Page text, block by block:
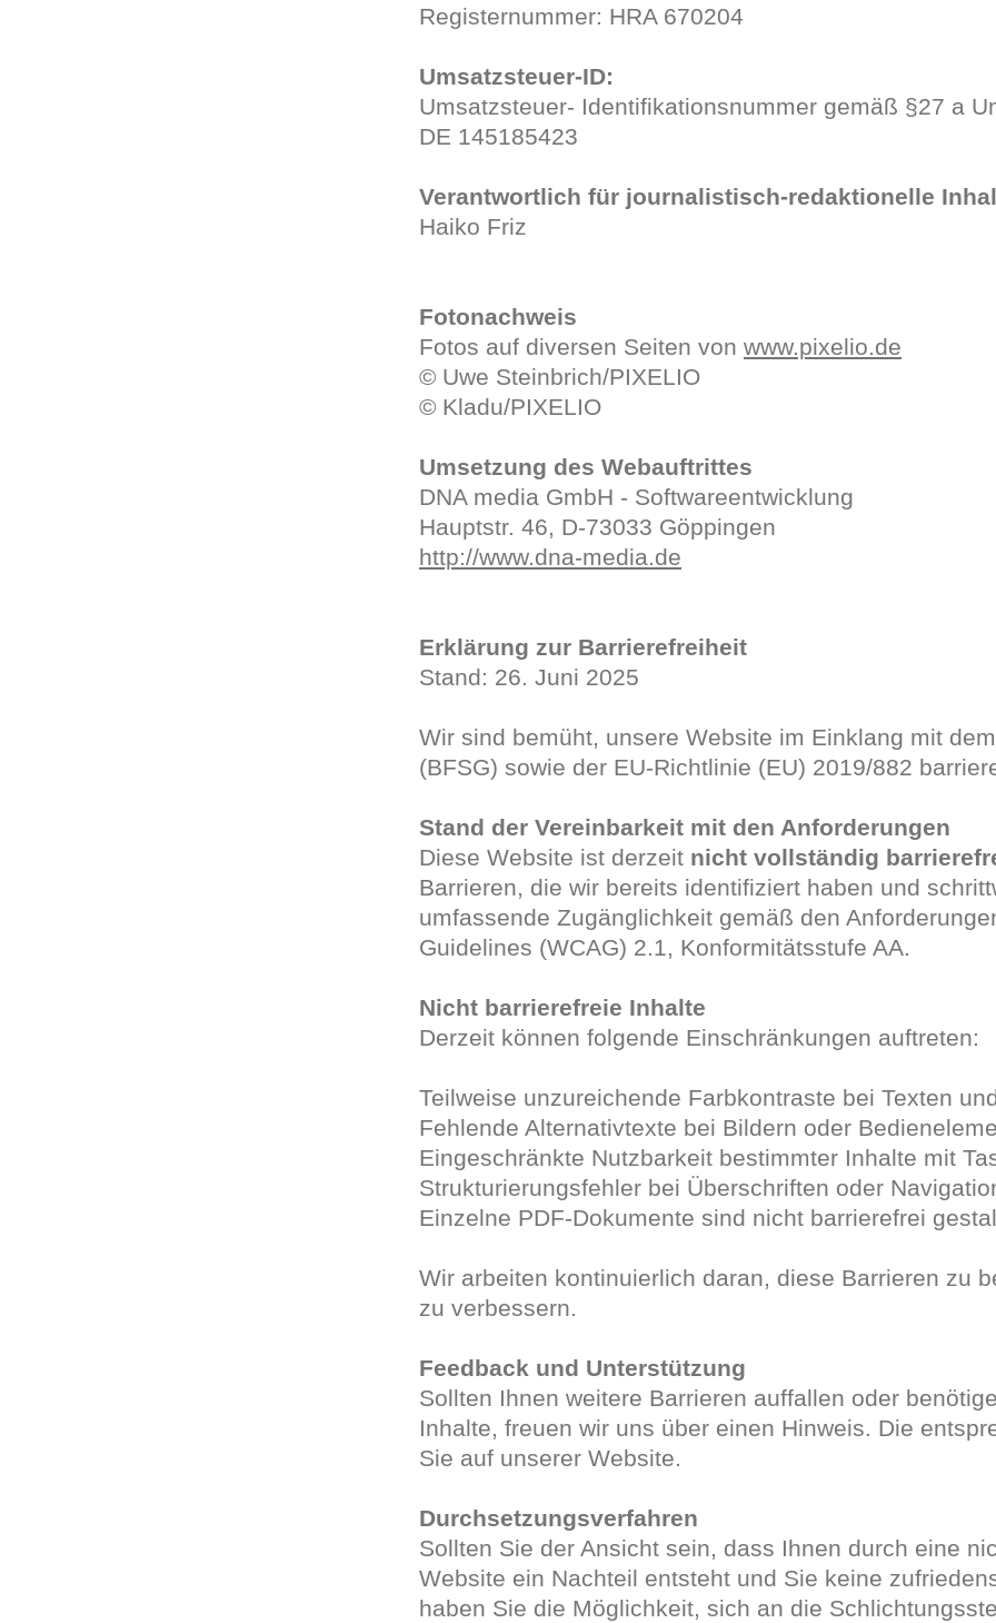
Registernummer: HRA 670204
Umsatzsteuer-ID:
Umsatzsteuer- Identifikationsnummer gemäß §27 a
DE 145185423
Verantwortlich für journalistisch-redaktionelle
Haiko Friz
Fotonachweis
Fotos auf diversen Seiten von www.pixelio.de
© Uwe Steinbrich/PIXELIO
© Kladu/PIXELIO
Umsetzung des Webauftrittes
DNA media GmbH - Softwareentwicklung
Hauptstr. 46, D-73033 Göppingen
http://www.dna-media.de
Erklärung zur Barrierefreiheit
Stand: 26. Juni 2025
Wir sind bemüht, unsere Website im Einklang mit
(BFSG) sowie der EU-Richtlinie (EU) 2019/882
Stand der Vereinbarkeit mit den Anforderungen
Diese Website ist derzeit nicht vollständig
Barrieren, die wir bereits identifiziert haben und
umfassende Zugänglichkeit gemäß den
Guidelines (WCAG) 2.1, Konformitätsstufe AA.
Nicht barrierefreie Inhalte
Derzeit können folgende Einschränkungen auftreten:
Teilweise unzureichende Farbkontraste bei Texten
Fehlende Alternativtexte bei Bildern oder
Eingeschränkte Nutzbarkeit bestimmter Inhalte mit
Strukturierungsfehler bei Überschriften oder
Einzelne PDF-Dokumente sind nicht barrierefrei
Wir arbeiten kontinuierlich daran, diese Barrieren zu
zu verbessern.
Feedback und Unterstützung
Sollten Ihnen weitere Barrieren auffallen oder
Inhalte, freuen wir uns über einen Hinweis. Die
Sie auf unserer Website.
Durchsetzungsverfahren
Sollten Sie der Ansicht sein, dass Ihnen durch eine
Website ein Nachteil entsteht und Sie keine
haben Sie die Möglichkeit, sich an die